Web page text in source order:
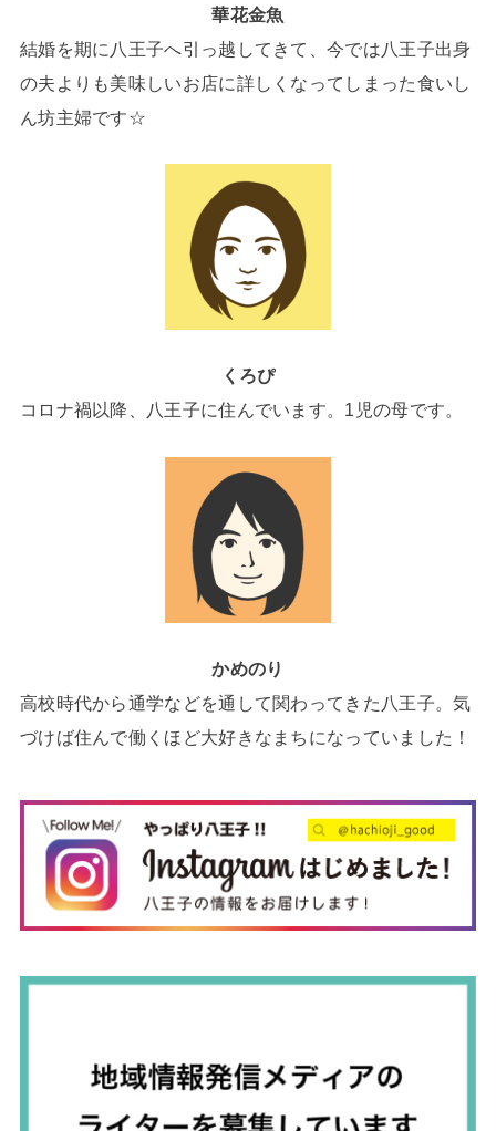
華花金魚
結婚を期に八王子へ引っ越してきて、今では八王子出身
の夫よりも美味しいお店に詳しくなってしまった食いし
ん坊主婦です☆
くろぴ
コロナ禍以降、八王子に住んでいます。1児の母です。
かめのり
高校時代から通学などを通して関わってきた八王子。気
づけば住んで働くほど大好きなまちになっていました！